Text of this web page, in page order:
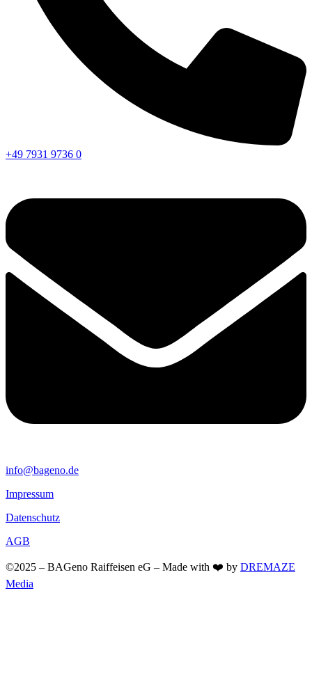
+49 7931 9736 0
info@bageno.de
Impressum
Datenschutz
AGB
©2025 – BAGeno Raiffeisen eG – Made with ❤️ by DREMAZE
Media